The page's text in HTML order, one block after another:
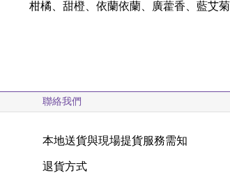
柑橘、甜橙、依蘭依蘭、廣藿香、藍艾菊
聯絡我們
本地送貨與現場提貨服務需知
退貨方式